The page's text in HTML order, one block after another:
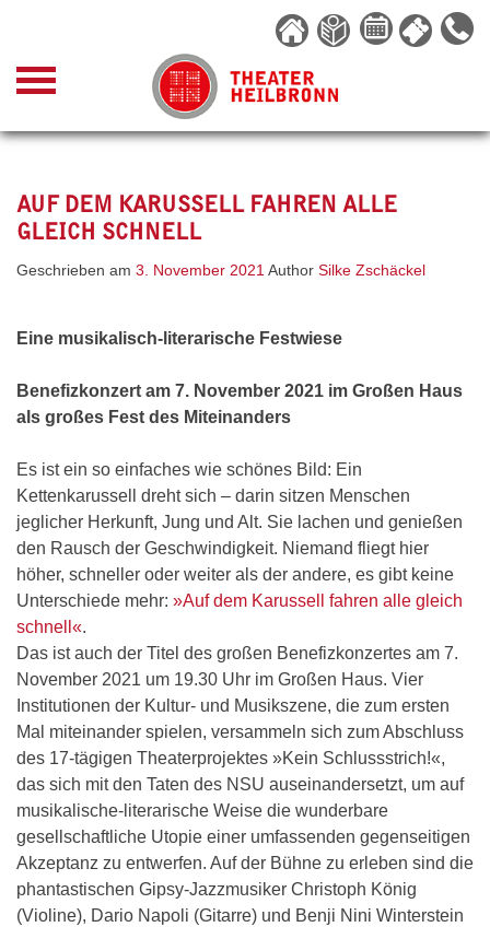
content
AUF DEM KARUSSELL FAHREN ALLE
GLEICH SCHNELL
Geschrieben am 3. November 2021 Author Silke Zschäckel
Eine musikalisch-literarische Festwiese
Benefizkonzert am 7. November 2021 im Großen Haus
als großes Fest des Miteinanders
Es ist ein so einfaches wie schönes Bild: Ein
Kettenkarussell dreht sich – darin sitzen Menschen
jeglicher Herkunft, Jung und Alt. Sie lachen und genießen
den Rausch der Geschwindigkeit. Niemand fliegt hier
höher, schneller oder weiter als der andere, es gibt keine
Unterschiede mehr: »Auf dem Karussell fahren alle gleich
schnell«.
Das ist auch der Titel des großen Benefizkonzertes am 7.
November 2021 um 19.30 Uhr im Großen Haus. Vier
Institutionen der Kultur- und Musikszene, die zum ersten
Mal miteinander spielen, versammeln sich zum Abschluss
des 17-tägigen Theaterprojektes »Kein Schlussstrich!«,
das sich mit den Taten des NSU auseinandersetzt, um auf
musikalische-literarische Weise die wunderbare
gesellschaftliche Utopie einer umfassenden gegenseitigen
Akzeptanz zu entwerfen. Auf der Bühne zu erleben sind die
phantastischen Gipsy-Jazzmusiker Christoph König
(Violine), Dario Napoli (Gitarre) und Benji Nini Winterstein